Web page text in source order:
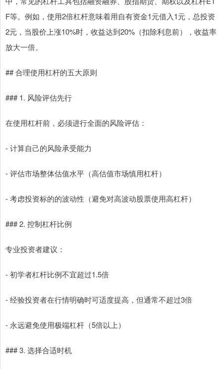
F等。例如，使用2倍杠杆意味着用自有资金1元借入1元，总投资
2元，当股价上涨10%时，收益达到20%（扣除利息前），收益率
放大一倍。
## 合理使用杠杆的五大原则
### 1. 风险评估先行
在使用杠杆前，必须进行全面的风险评估：
- 计算自己的风险承受能力
- 评估市场整体估值水平（高估值市场慎用杠杆）
- 考虑投资标的的波动性（避免对高波动股票使用高杠杆）
### 2. 控制杠杆比例
专业投资者建议：
- 初学者杠杆比例不宜超过1.5倍
- 经验投资者在行情明确时可适度提高，但通常不超过3倍
- 永远避免使用极端杠杆（5倍以上）
### 3. 选择合适时机